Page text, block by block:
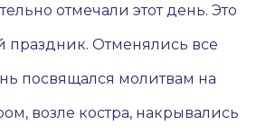
отмечали этот день. Это
праздник. Отменялись все
посвящался молитвам на
возле костра, накрывались